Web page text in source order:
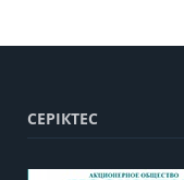
СЕРІКТЕС